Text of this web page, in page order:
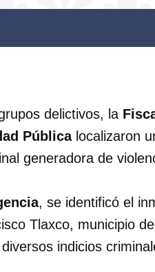
delictivos, la
Públicalocalizaron
generadora de
, se identificó el
Tlaxco, municipio
indicios